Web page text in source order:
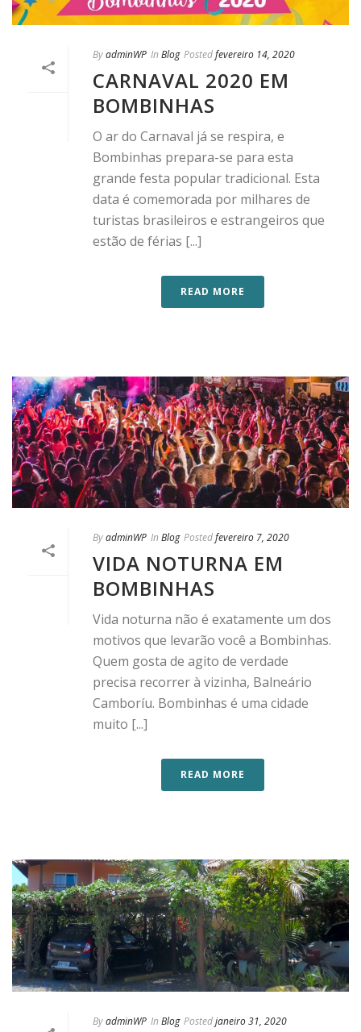
ByadminWP In Blog Postedfevereiro 14, 2020
CARNAVAL 2020 EM
BOMBINHAS
O ar do Carnaval já se respira, e
Bombinhas prepara-se para esta
grande festa popular tradicional. Esta
data é comemorada por milhares de
turistas brasileiros e estrangeiros que
estão de férias [...]
READ MORE
ByadminWP In Blog Postedfevereiro 7, 2020
VIDA NOTURNA EM
BOMBINHAS
Vida noturna não é exatamente um dos
motivos que levarão você a Bombinhas.
Quem gosta de agito de verdade
precisa recorrer à vizinha, Balneário
Camboríu. Bombinhas é uma cidade
muito [...]
READ MORE
ByadminWP In Blog Postedjaneiro 31, 2020